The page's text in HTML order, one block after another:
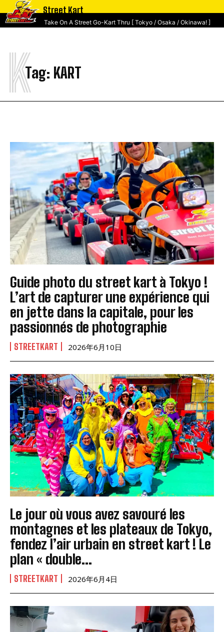
Street Kart
Take On A Street Go-Kart Thru [ Tokyo / Osaka / Okinawa! ]
Tag: KART
K
Guide photo du street kart à Tokyo !
L’art de capturer une expérience qui
en jette dans la capitale, pour les
passionnés de photographie
STREETKART 2026年6月10日
Le jour où vous avez savouré les
montagnes et les plateaux de Tokyo,
fendez l’air urbain en street kart ! Le
plan « double...
STREETKART 2026年6月4日